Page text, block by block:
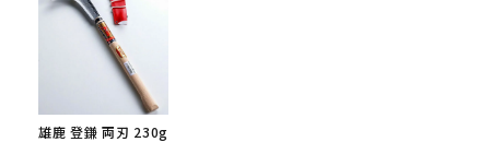
雄鹿 登鎌 両刃 230g